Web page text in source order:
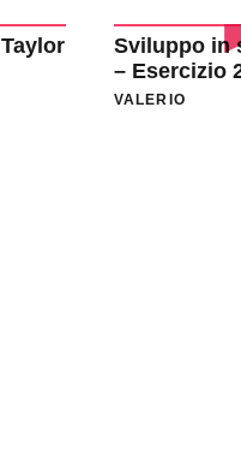
Sviluppo in
– Esercizio
VALERIO